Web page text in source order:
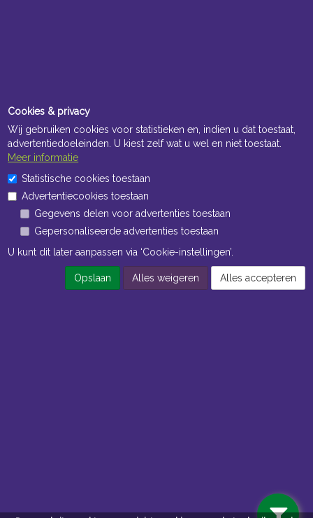
Cookies & privacy
Wij gebruiken cookies voor statistieken en, indien u dat toestaat,
advertentiedoeleinden. U kiest zelf wat u wel en niet toestaat.
Meer informatie
Statistische cookies toestaan
Advertentiecookies toestaan
Gegevens delen voor advertenties toestaan
Gepersonaliseerde advertenties toestaan
U kunt dit later aanpassen via ‘Cookie-instellingen’.
Opslaan Alles weigeren Alles accepteren